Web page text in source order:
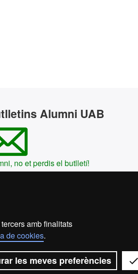
amb finalitats
de cookies.
les meves preferències
Alumni UAB
no et perdis el butlletí!